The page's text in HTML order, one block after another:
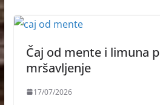
Čaj od mente i limuna
mršavljenje
17/07/2026